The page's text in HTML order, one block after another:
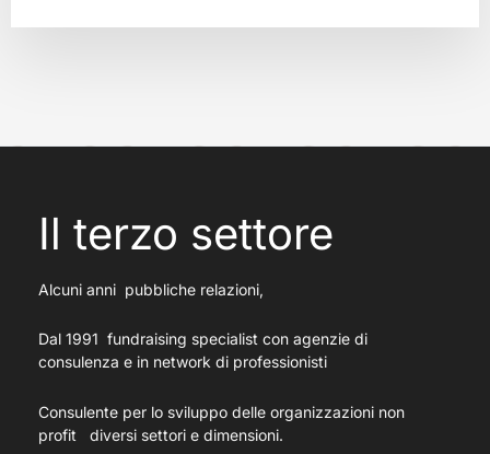
Il terzo settore
Alcuni anni pubbliche relazioni,
Dal 1991 fundraising specialist con agenzie di
consulenza e in network di professionisti
Consulente per lo sviluppo delle organizzazioni non
profit diversi settori e dimensioni.